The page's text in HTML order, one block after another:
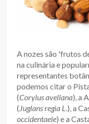
A nozes são 'frutos
na culinária e
representantes
podemos citar o
(Corylus avellana), a
(Juglans regia L.), a
occidentaele) e a